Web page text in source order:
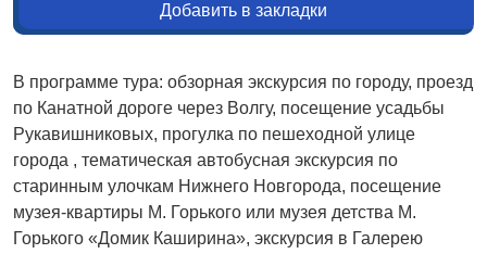
Добавить в закладки
В программе тура: обзорная экскурсия по городу, проезд
по Канатной дороге через Волгу, посещение усадьбы
Рукавишниковых, прогулка по пешеходной улице
города , тематическая автобусная экскурсия по
старинным улочкам Нижнего Новгорода, посещение
музея-квартиры М. Горького или музея детства М.
Горького «Домик Каширина», экскурсия в Галерею